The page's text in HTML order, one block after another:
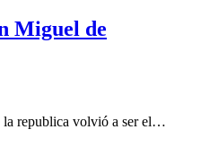
Miguel de
la republica volvió a ser el…